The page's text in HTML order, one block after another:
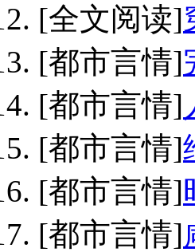
[全文阅读]
[都市言情]
[都市言情]
[都市言情]
[都市言情]
[都市言情]